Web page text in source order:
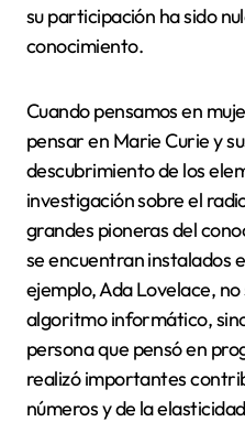
su participación ha sido
conocimiento.
Cuando pensamos en
pensar en Marie Curie y
descubrimiento de los
investigación sobre el
grandes pioneras del
se encuentran instalados
ejemplo, Ada Lovelace,
algoritmo informático,
persona que pensó en
realizó importantes
números y de la